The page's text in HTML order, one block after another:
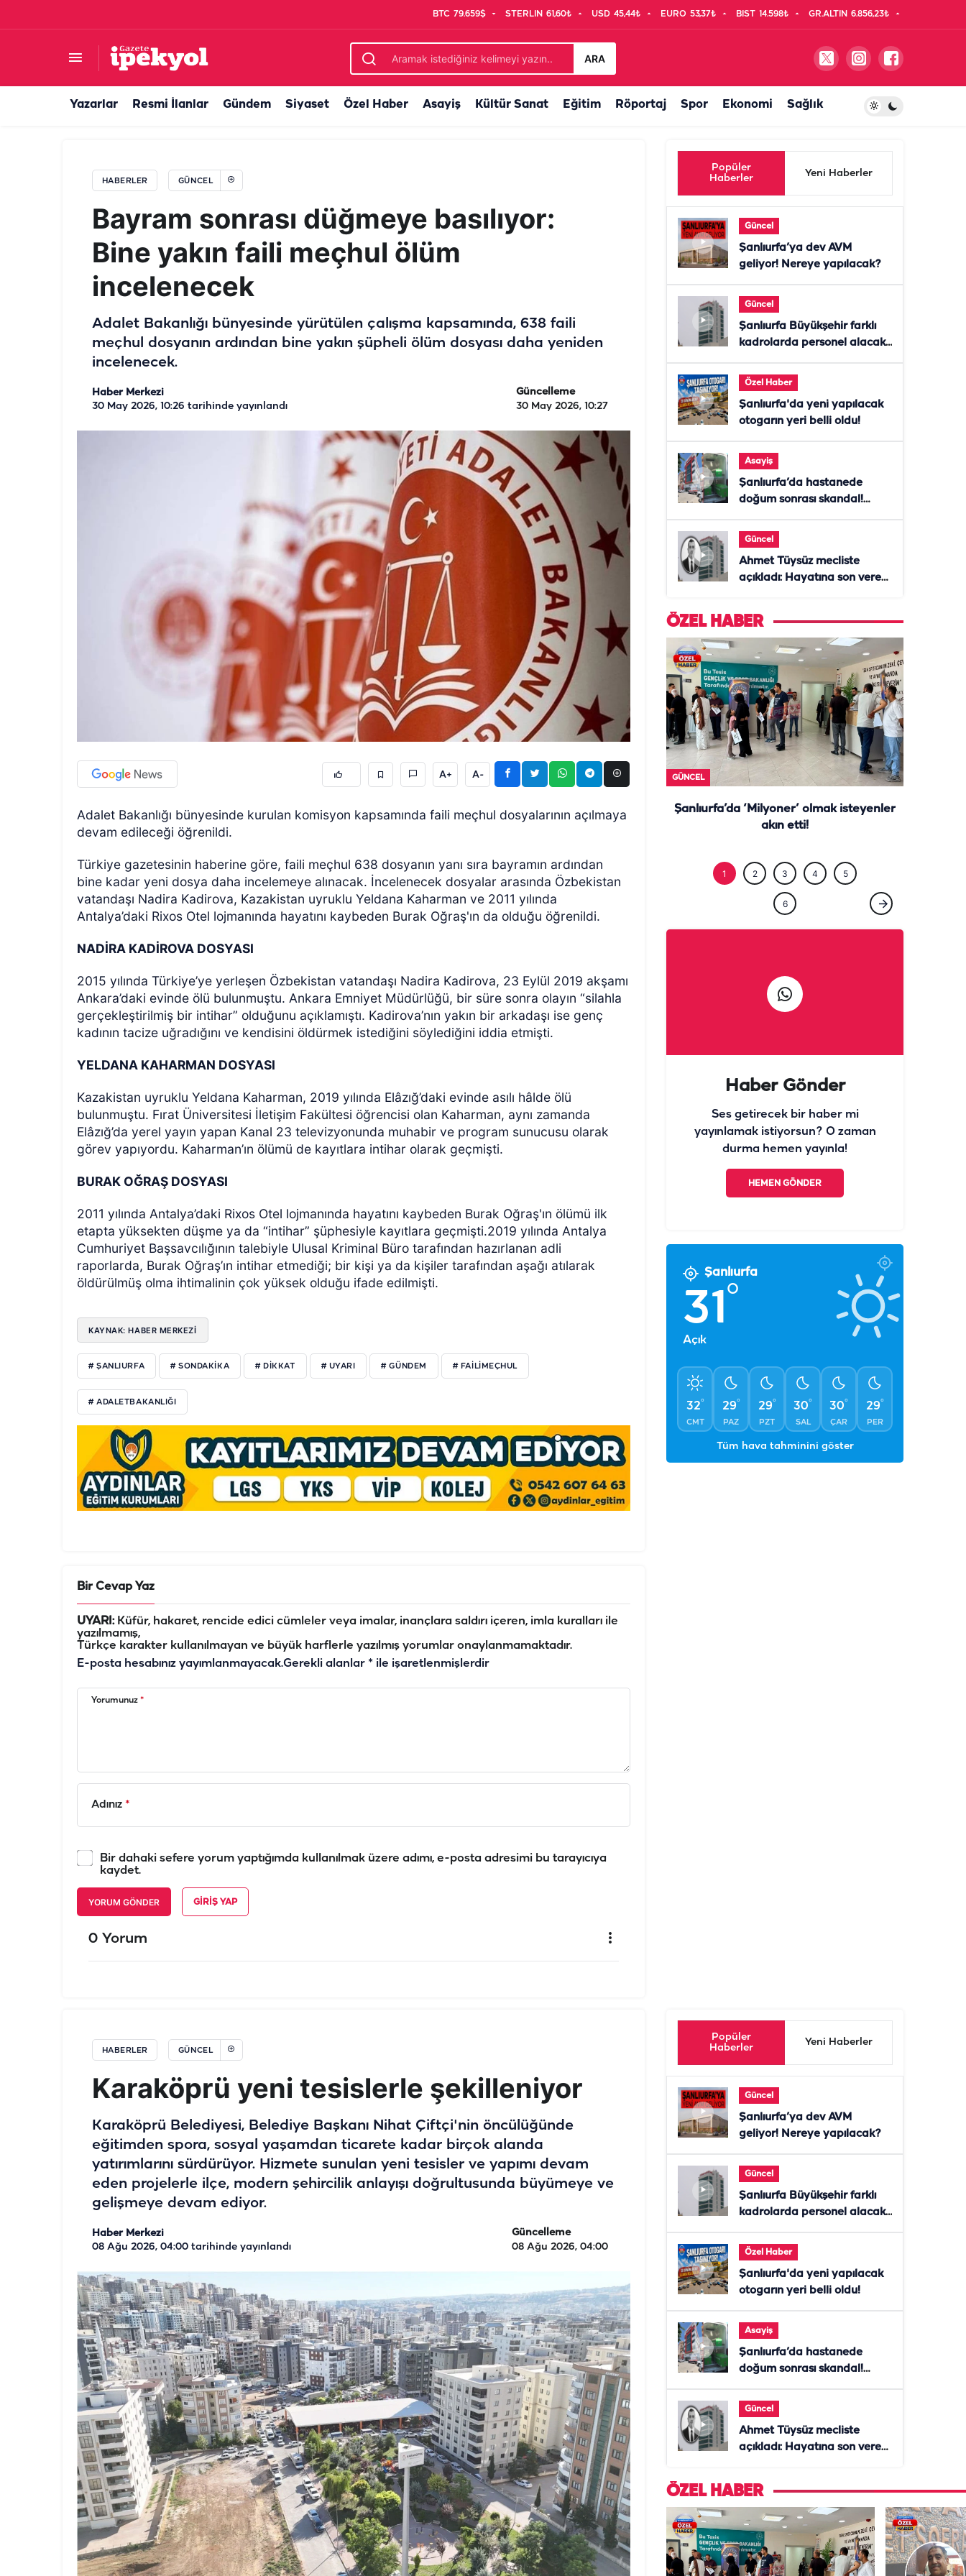
BTC 79.659$ STERLIN 61,60₺ USD 45,44₺ EURO 53,37₺ BIST 14.598₺ GR.ALTIN 6.856,23₺
ARA
Yazarlar Resmi İlanlar Gündem Siyaset Özel Haber Asayiş Kültür Sanat Eğitim Röportaj Spor Ekonomi Sağlık
HABERLER GÜNCEL
Bayram sonrası düğmeye basılıyor:
Bine yakın faili meçhul ölüm
incelenecek
Adalet Bakanlığı bünyesinde yürütülen çalışma kapsamında, 638 faili
meçhul dosyanın ardından bine yakın şüpheli ölüm dosyası daha yeniden
incelenecek.
Haber Merkezi
30 May 2026, 10:26 tarihinde yayınlandı
Güncelleme
30 May 2026, 10:27
A+ A-
Adalet Bakanlığı bünyesinde kurulan komisyon kapsamında faili meçhul dosyalarının açılmaya
devam edileceği öğrenildi.
Türkiye gazetesinin haberine göre, faili meçhul 638 dosyanın yanı sıra bayramın ardından
bine kadar yeni dosya daha incelemeye alınacak. İncelenecek dosyalar arasında Özbekistan
vatandaşı Nadira Kadirova, Kazakistan uyruklu Yeldana Kaharman ve 2011 yılında
Antalya’daki Rixos Otel lojmanında hayatını kaybeden Burak Oğraş'ın da olduğu öğrenildi.
NADİRA KADİROVA DOSYASI
2015 yılında Türkiye’ye yerleşen Özbekistan vatandaşı Nadira Kadirova, 23 Eylül 2019 akşamı
Ankara’daki evinde ölü bulunmuştu. Ankara Emniyet Müdürlüğü, bir süre sonra olayın “silahla
gerçekleştirilmiş bir intihar” olduğunu açıklamıştı. Kadirova’nın yakın bir arkadaşı ise genç
kadının tacize uğradığını ve kendisini öldürmek istediğini söylediğini iddia etmişti.
YELDANA KAHARMAN DOSYASI
Kazakistan uyruklu Yeldana Kaharman, 2019 yılında Elâzığ’daki evinde asılı hâlde ölü
bulunmuştu. Fırat Üniversitesi İletişim Fakültesi öğrencisi olan Kaharman, aynı zamanda
Elâzığ’da yerel yayın yapan Kanal 23 televizyonunda muhabir ve program sunucusu olarak
görev yapıyordu. Kaharman’ın ölümü de kayıtlara intihar olarak geçmişti.
BURAK OĞRAŞ DOSYASI
2011 yılında Antalya’daki Rixos Otel lojmanında hayatını kaybeden Burak Oğraş'ın ölümü ilk
etapta yüksekten düşme ya da “intihar” şüphesiyle kayıtlara geçmişti.2019 yılında Antalya
Cumhuriyet Başsavcılığının talebiyle Ulusal Kriminal Büro tarafından hazırlanan adli
raporlarda, Burak Oğraş’ın intihar etmediği; bir kişi ya da kişiler tarafından aşağı atılarak
öldürülmüş olma ihtimalinin çok yüksek olduğu ifade edilmişti.
KAYNAK: HABER MERKEZİ
# ŞANLIURFA # SONDAKIKA # DIKKAT # UYARI # GÜNDEM # FAILIMEÇHUL
# ADALETBAKANLIĞI
Bir Cevap Yaz
UYARI:Küfür, hakaret, rencide edici cümleler veya imalar, inançlara saldırı içeren, imla kuralları ile
yazılmamış,
Türkçe karakter kullanılmayan ve büyük harflerle yazılmış yorumlar onaylanmamaktadır.
E-posta hesabınız yayımlanmayacak.Gerekli alanlar * ile işaretlenmişlerdir
Yorumunuz *
Adınız *
Bir dahaki sefere yorum yaptığımda kullanılmak üzere adımı, e-posta adresimi bu tarayıcıya
kaydet.
YORUM GÖNDER GIRIŞ YAP
0 Yorum
Popüler
Haberler
Yeni Haberler
Güncel
Şanlıurfa’ya dev AVM
geliyor! Nereye yapılacak?
Güncel
Şanlıurfa Büyükşehir farklı
kadrolarda personel alacak!
Özel Haber
Şanlıurfa'da yeni yapılacak
otogarın yeri belli oldu!
Asayiş
Şanlıurfa’da hastanede
doğum sonrası skandal!
Güncel
Ahmet Tüysüz mecliste
açıkladı: Hayatına son veren
ÖZEL HABER
GÜNCEL
ÖZEL HABER
yapamazsın
2 4 5
Haber Gönder
Ses getirecek bir haber mi
°
32°
CMT
29° 30°
ÇAR
29
PER
Tüm hava tahminini göster
HABERLER GÜNCEL
Karaköprü yeni tesislerle şekilleniyor
Karaköprü Belediyesi, Belediye Başkanı Nihat Çiftçi'nin öncülüğünde
eğitimden spora, sosyal yaşamdan ticarete kadar birçok alanda
yatırımlarını sürdürüyor. Hizmete sunulan yeni tesisler ve yapımı devam
eden projelerle ilçe, modern şehircilik anlayışı doğrultusunda büyümeye ve
gelişmeye devam ediyor.
Haber Merkezi
08 Ağu 2026, 04:00 tarihinde yayınlandı
Güncelleme
08 Ağu 2026, 04:00
Popüler
Haberler
Yeni Haberler
Güncel
Şanlıurfa’ya dev AVM
geliyor! Nereye yapılacak?
Güncel
Şanlıurfa Büyükşehir farklı
kadrolarda personel alacak!
Özel Haber
Şanlıurfa'da yeni yapılacak
otogarın yeri belli oldu!
Asayiş
Şanlıurfa’da hastanede
doğum sonrası skandal!
Güncel
Ahmet Tüysüz mecliste
açıkladı: Hayatına son veren
ÖZEL HABER